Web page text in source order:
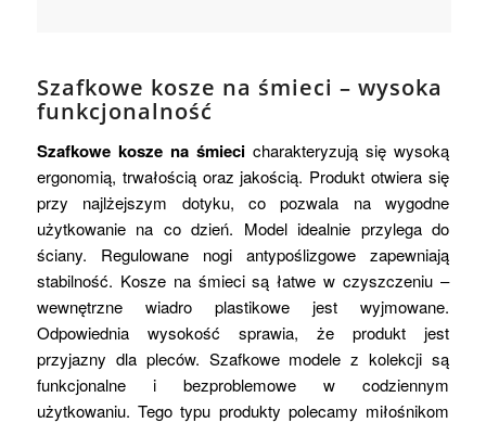
Szafkowe kosze na śmieci – wysoka
funkcjonalność
Szafkowe kosze na śmieci charakteryzują się wysoką
ergonomią, trwałością oraz jakością. Produkt otwiera się
przy najlżejszym dotyku, co pozwala na wygodne
użytkowanie na co dzień. Model idealnie przylega do
ściany. Regulowane nogi antypoślizgowe zapewniają
stabilność. Kosze na śmieci są łatwe w czyszczeniu –
wewnętrzne wiadro plastikowe jest wyjmowane.
Odpowiednia wysokość sprawia, że produkt jest
przyjazny dla pleców. Szafkowe modele z kolekcji są
funkcjonalne i bezproblemowe w codziennym
użytkowaniu. Tego typu produkty polecamy miłośnikom